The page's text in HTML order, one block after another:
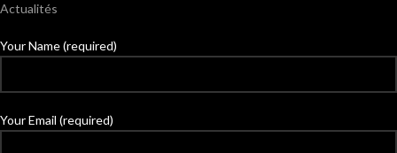
Actualités
Your Name (required)
Your Email (required)